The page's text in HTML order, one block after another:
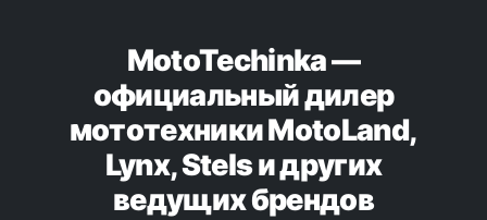
MotoTechinka —
официальный дилер
мототехники MotoLand,
Lynx, Stels и других
ведущих брендов